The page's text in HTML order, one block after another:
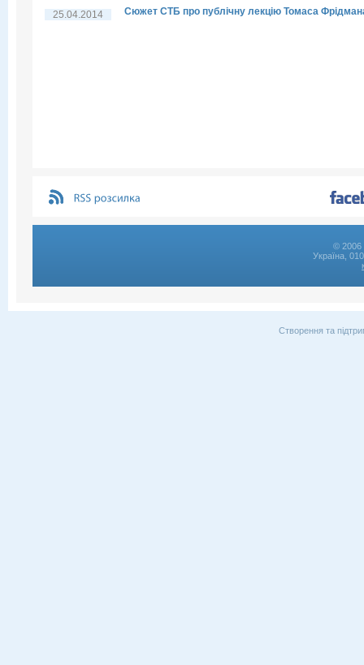
25.04.2014 Сюжет СТБ про публічну лекцію Томаса
© 2006
Україна,
Створення та